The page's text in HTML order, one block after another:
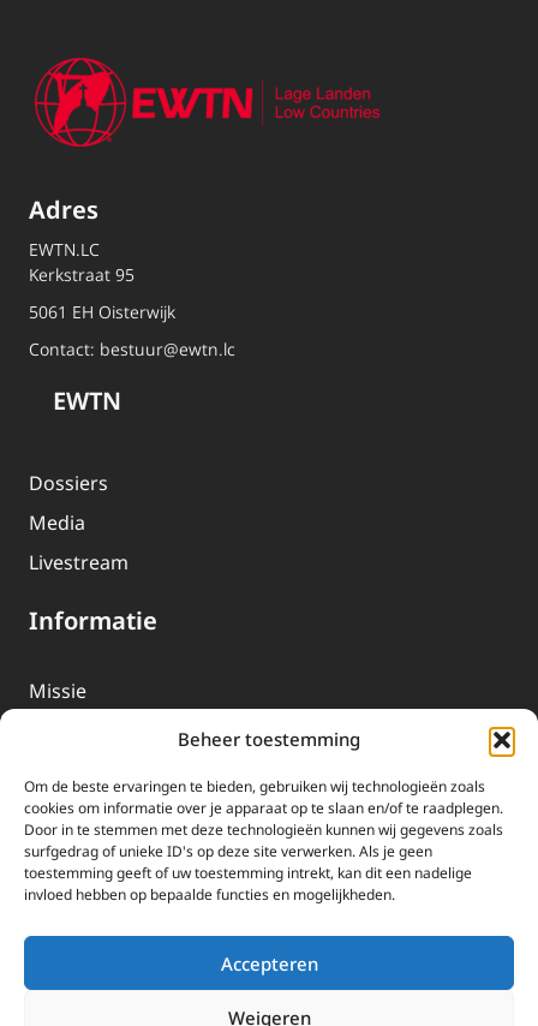
Beheer toestemming
Om de beste ervaringen te bieden, gebruiken wij technologieën zoals
cookies om informatie over je apparaat op te slaan en/of te raadplegen.
Door in te stemmen met deze technologieën kunnen wij gegevens zoals
surfgedrag of unieke ID's op deze site verwerken. Als je geen
toestemming geeft of uw toestemming intrekt, kan dit een nadelige
invloed hebben op bepaalde functies en mogelijkheden.
Accepteren
Weigeren
Adres
EWTN.LC
Kerkstraat 95
5061 EH Oisterwijk
Contact: bestuur@ewtn.lc
EWTN
Dossiers
Media
Livestream
Informatie
Missie
EWTN-Team
Organisatiegegevens
Doneren
EWTN wordt uitsluitend gefinancierd door uw donaties.
Wij ontvangen bewust geen advertentie-inkomsten of